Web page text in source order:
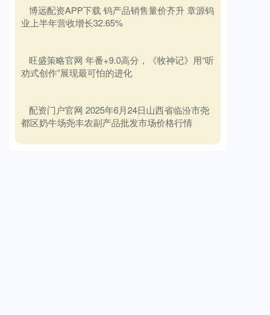
​博远配资APP下载 钨产品销售量价齐升 章源钨
业上半年营收增长32.65%
​旺盛策略官网 年番+9.0高分，《牧神记》用“听
劝式创作”展现最可怕的进化
​配资门户官网 2025年6月24日山西省临汾市尧
都区奶牛场尧丰农副产品批发市场价格行情